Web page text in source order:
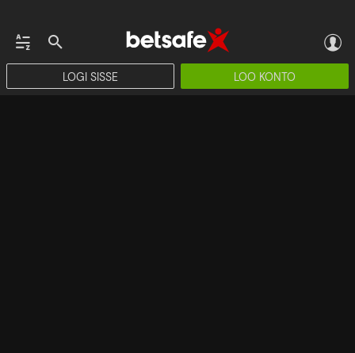
LOGI SISSE LOO KONTO